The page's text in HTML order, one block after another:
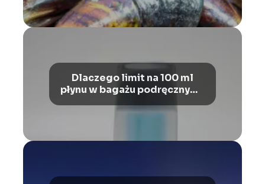
Dlaczego limit na 100 ml
płynu w bagażu podręcznym?